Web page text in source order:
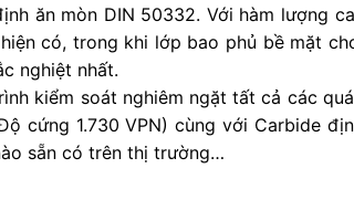
ăn mòn DIN 50332. Với hàm lượng
có, trong khi lớp bao phủ bề mặt
nghiệt nhất.
kiểm soát nghiêm ngặt tất cả các
cứng 1.730 VPN) cùng với Carbide
sẵn có trên thị trường…